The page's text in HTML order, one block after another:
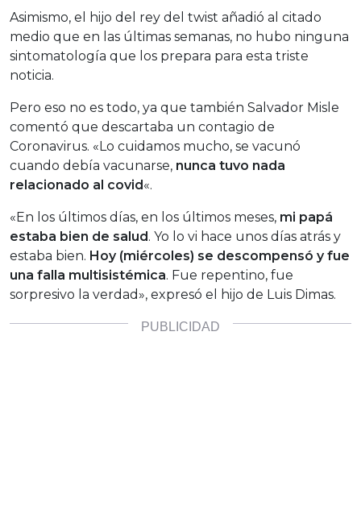
Asimismo, el hijo del rey del twist añadió al citado
medio que en las últimas semanas, no hubo ninguna
sintomatología que los prepara para esta triste
noticia.
Pero eso no es todo, ya que también Salvador Misle
comentó que descartaba un contagio de
Coronavirus. «Lo cuidamos mucho, se vacunó
cuando debía vacunarse, nunca tuvo nada
relacionado al covid «.
«En los últimos días, en los últimos meses, mi papá
estaba bien de salud . Yo lo vi hace unos días atrás y
estaba bien. Hoy (miércoles) se descompensó y fue
una falla multisistémica. Fue repentino, fue
sorpresivo la verdad», expresó el hijo de Luis Dimas.